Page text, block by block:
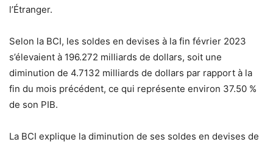
l’Étranger.
Selon la BCI, les soldes en devises à la fin février 2023
s’élevaient à 196.272 milliards de dollars, soit une
diminution de 4.7132 milliards de dollars par rapport à la
fin du mois précédent, ce qui représente environ 37.50 %
de son PIB.
La BCI explique la diminution de ses soldes en devises de